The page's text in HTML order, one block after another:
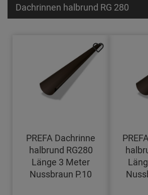
Dachrinnen halbrund RG 280
PREFA Dachrinne
halbrund RG280
Länge 3 Meter
Nussbraun P.10